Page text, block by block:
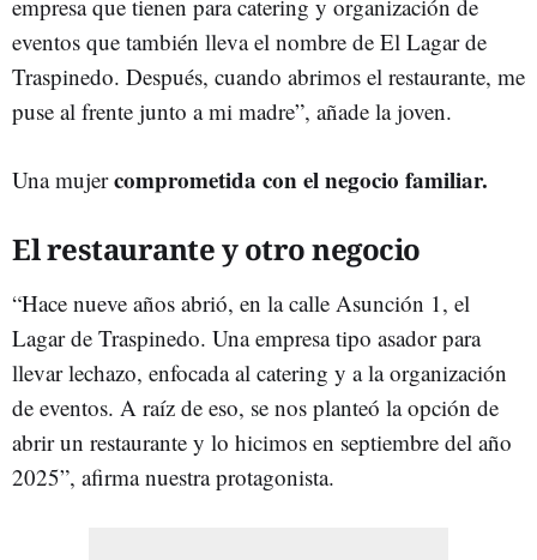
empresa que tienen para catering y organización de
eventos que también lleva el nombre de El Lagar de
Traspinedo. Después, cuando abrimos el restaurante, me
puse al frente junto a mi madre”, añade la joven.
Una mujercomprometida con el negocio familiar.
El restaurante y otro negocio
“Hace nueve años abrió, en la calle Asunción 1, el
Lagar de Traspinedo. Una empresa tipo asador para
llevar lechazo, enfocada al catering y a la organización
de eventos. A raíz de eso, se nos planteó la opción de
abrir un restaurante y lo hicimos en septiembre del año
2025”, afirma nuestra protagonista.